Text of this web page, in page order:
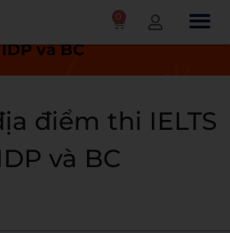
0
Danh sách địa
và BC
điểm thi IELTS
và BC